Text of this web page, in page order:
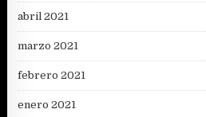
abril 2021
marzo 2021
febrero 2021
enero 2021